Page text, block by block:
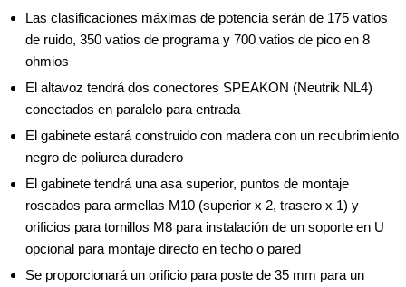
Las clasificaciones máximas de potencia serán de 175 vatios
de ruido, 350 vatios de programa y 700 vatios de pico en 8
ohmios
El altavoz tendrá dos conectores SPEAKON (Neutrik NL4)
conectados en paralelo para entrada
El gabinete estará construido con madera con un recubrimiento
negro de poliurea duradero
El gabinete tendrá una asa superior, puntos de montaje
roscados para armellas M10 (superior x 2, trasero x 1) y
orificios para tornillos M8 para instalación de un soporte en U
opcional para montaje directo en techo o pared
Se proporcionará un orificio para poste de 35 mm para un